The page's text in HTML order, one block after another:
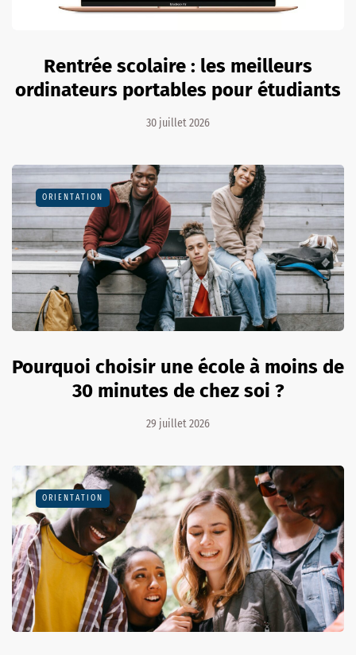
Rentrée scolaire : les meilleurs
ordinateurs portables pour étudiants
30 juillet 2026
ORIENTATION
Pourquoi choisir une école à moins de
30 minutes de chez soi ?
29 juillet 2026
ORIENTATION